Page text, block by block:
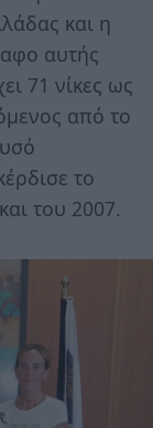
και η
αυτής
71 νίκες ως
από το
το
του 2007.